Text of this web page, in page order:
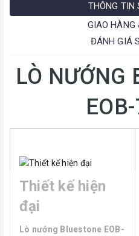
THÔNG TIN
GIAO
ĐÁNH GIÁ
LÒ NƯỚNG
Thiết kế hiện
đại
Lò nướng Bluestone EOB-